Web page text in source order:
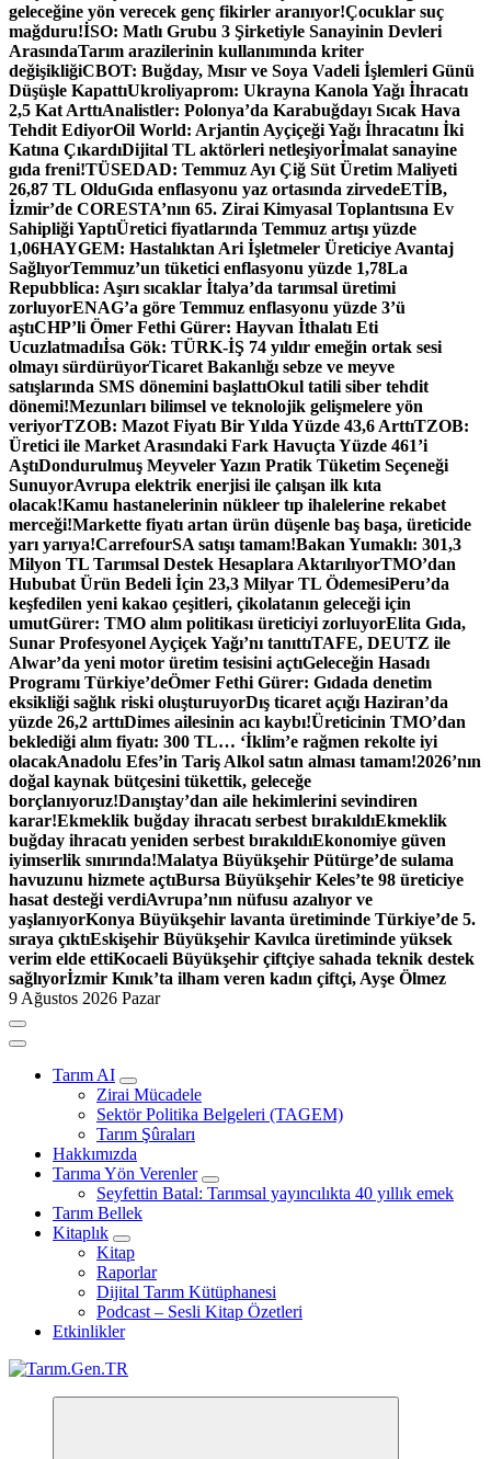
geleceğine yön verecek genç fikirler aranıyor!Çocuklar suç
mağduru!İSO: Matlı Grubu 3 Şirketiyle Sanayinin Devleri
ArasındaTarım arazilerinin kullanımında kriter
değişikliğiCBOT: Buğday, Mısır ve Soya Vadeli İşlemleri Günü
Düşüşle KapattıUkroliyaprom: Ukrayna Kanola Yağı İhracatı
2,5 Kat ArttıAnalistler: Polonya’da Karabuğdayı Sıcak Hava
Tehdit EdiyorOil World: Arjantin Ayçiçeği Yağı İhracatını İki
Katına ÇıkardıDijital TL aktörleri netleşiyorİmalat sanayine
gıda freni!TÜSEDAD: Temmuz Ayı Çiğ Süt Üretim Maliyeti
26,87 TL OlduGıda enflasyonu yaz ortasında zirvedeETİB,
İzmir’de CORESTA’nın 65. Zirai Kimyasal Toplantısına Ev
Sahipliği YaptıÜretici fiyatlarında Temmuz artışı yüzde
1,06HAYGEM: Hastalıktan Ari İşletmeler Üreticiye Avantaj
SağlıyorTemmuz’un tüketici enflasyonu yüzde 1,78La
Repubblica: Aşırı sıcaklar İtalya’da tarımsal üretimi
zorluyorENAG’a göre Temmuz enflasyonu yüzde 3’ü
aştıCHP’li Ömer Fethi Gürer: Hayvan İthalatı Eti
Ucuzlatmadıİsa Gök: TÜRK-İŞ 74 yıldır emeğin ortak sesi
olmayı sürdürüyorTicaret Bakanlığı sebze ve meyve
satışlarında SMS dönemini başlattıOkul tatili siber tehdit
dönemi!Mezunları bilimsel ve teknolojik gelişmelere yön
veriyorTZOB: Mazot Fiyatı Bir Yılda Yüzde 43,6 ArttıTZOB:
Üretici ile Market Arasındaki Fark Havuçta Yüzde 461’i
AştıDondurulmuş Meyveler Yazın Pratik Tüketim Seçeneği
SunuyorAvrupa elektrik enerjisi ile çalışan ilk kıta
olacak!Kamu hastanelerinin nükleer tıp ihalelerine rekabet
merceği!Markette fiyatı artan ürün düşenle baş başa, üreticide
yarı yarıya!CarrefourSA satışı tamam!Bakan Yumaklı: 301,3
Milyon TL Tarımsal Destek Hesaplara AktarılıyorTMO’dan
Hububat Ürün Bedeli İçin 23,3 Milyar TL ÖdemesiPeru’da
keşfedilen yeni kakao çeşitleri, çikolatanın geleceği için
umutGürer: TMO alım politikası üreticiyi zorluyorElita Gıda,
Sunar Profesyonel Ayçiçek Yağı’nı tanıttıTAFE, DEUTZ ile
Alwar’da yeni motor üretim tesisini açtıGeleceğin Hasadı
Programı Türkiye’deÖmer Fethi Gürer: Gıdada denetim
eksikliği sağlık riski oluşturuyorDış ticaret açığı Haziran’da
yüzde 26,2 arttıDimes ailesinin acı kaybı!Üreticinin TMO’dan
beklediği alım fiyatı: 300 TL… ‘İklim’e rağmen rekolte iyi
olacakAnadolu Efes’in Tariş Alkol satın alması tamam!2026’nın
doğal kaynak bütçesini tükettik, geleceğe
borçlanıyoruz!Danıştay’dan aile hekimlerini sevindiren
karar!Ekmeklik buğday ihracatı serbest bırakıldıEkmeklik
buğday ihracatı yeniden serbest bırakıldıEkonomiye güven
iyimserlik sınırında!Malatya Büyükşehir Pütürge’de sulama
havuzunu hizmete açtıBursa Büyükşehir Keles’te 98 üreticiye
hasat desteği verdiAvrupa’nın nüfusu azalıyor ve
yaşlanıyorKonya Büyükşehir lavanta üretiminde Türkiye’de 5.
sıraya çıktıEskişehir Büyükşehir Kavılca üretiminde yüksek
verim elde ettiKocaeli Büyükşehir çiftçiye sahada teknik destek
sağlıyorİzmir Kınık’ta ilham veren kadın çiftçi, Ayşe Ölmez
9 Ağustos 2026 Pazar
Tarım AI
Zirai Mücadele
Sektör Politika Belgeleri (TAGEM)
Tarım Şûraları
Hakkımızda
Tarıma Yön Verenler
Seyfettin Batal: Tarımsal yayıncılıkta 40 yıllık emek
Tarım Bellek
Kitaplık
Kitap
Raporlar
Dijital Tarım Kütüphanesi
Podcast – Sesli Kitap Özetleri
Etkinlikler
Türk Tarımının İnternetteki Adresi